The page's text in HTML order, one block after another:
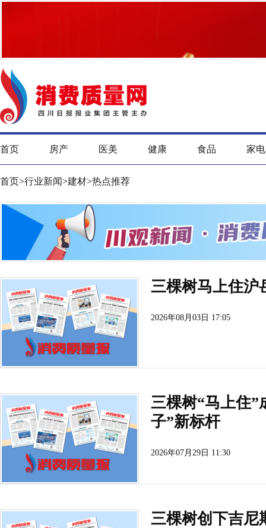
首页 房产 医美 健康 食品 家电
首页>行业新闻>建材>热点推荐
三棵树马上住沪
2026年08月03日 17:05
三棵树“马上住”
子”新标杆
2026年07月29日 11:30
三棵树创下吉尼